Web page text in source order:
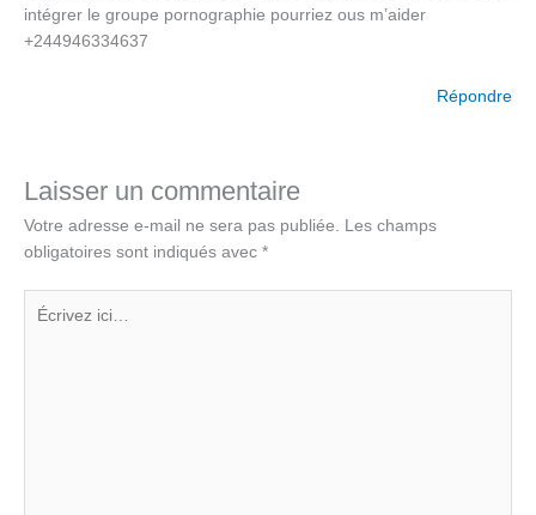
intégrer le groupe pornographie pourriez ous m’aider
+244946334637
Répondre
Laisser un commentaire
Votre adresse e-mail ne sera pas publiée.
Les champs
obligatoires sont indiqués avec *
Écrivez